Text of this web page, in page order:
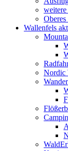
weitere
Wallenfels
Nordic